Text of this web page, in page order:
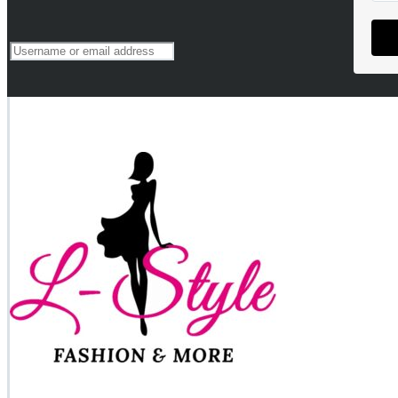
Lost your password?